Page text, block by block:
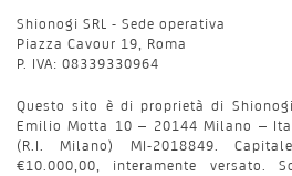
Shionogi SRL - Sede operativa
Piazza Cavour 19, Roma
P. IVA: 08339330964
Questo sito è di proprietà di
Emilio Motta 10 – 20144 Milano –
(R.I. Milano) MI-2018849.
€10.000,00, interamente versato.